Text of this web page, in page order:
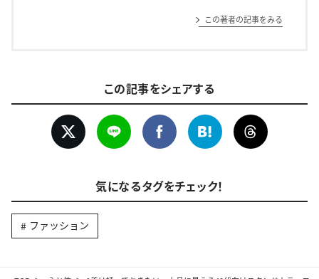
この著者の記事をみる
この記事をシェアする
気になるタグをチェック！
ファッション